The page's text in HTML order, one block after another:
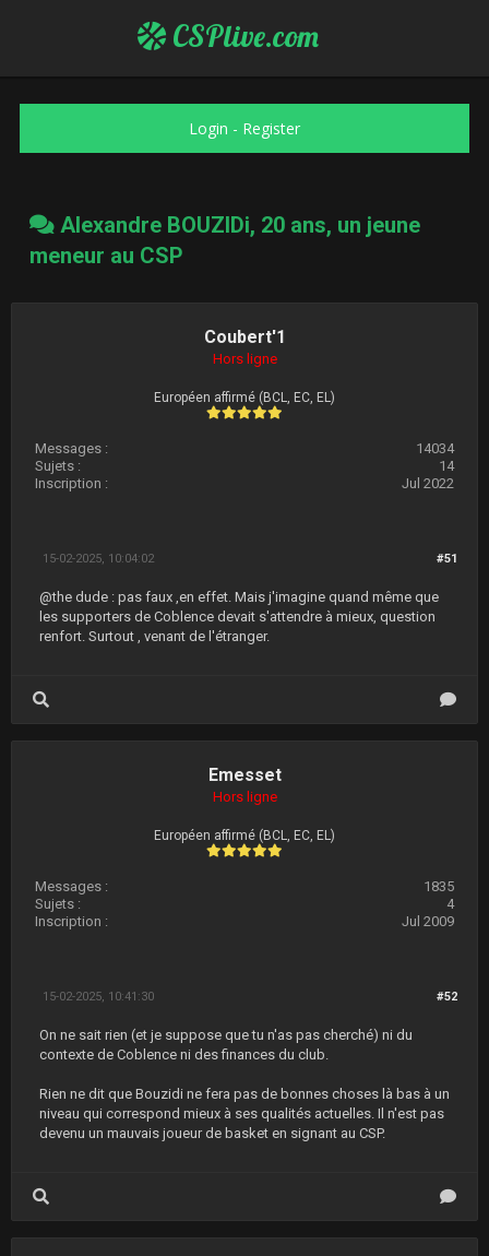
CSPlive.com
Login - Register
Alexandre BOUZIDi, 20 ans, un jeune
meneur au CSP
Coubert'1
Hors ligne
Européen affirmé (BCL, EC, EL)
Messages :
14034
Sujets :
14
Inscription :
Jul 2022
#51
15-02-2025, 10:04:02
@the dude : pas faux ,en effet. Mais j'imagine quand même que
les supporters de Coblence devait s'attendre à mieux, question
renfort. Surtout , venant de l'étranger.
Emesset
Hors ligne
Européen affirmé (BCL, EC, EL)
Messages :
1835
Sujets :
4
Inscription :
Jul 2009
#52
15-02-2025, 10:41:30
On ne sait rien (et je suppose que tu n'as pas cherché) ni du
contexte de Coblence ni des finances du club.
Rien ne dit que Bouzidi ne fera pas de bonnes choses là bas à un
niveau qui correspond mieux à ses qualités actuelles. Il n'est pas
devenu un mauvais joueur de basket en signant au CSP.